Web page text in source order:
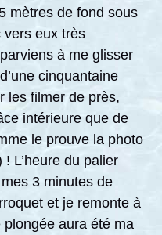
mètres de fond sous
vers eux très
à me glisser
cinquantaine
les filmer de près,
intérieure que de
le prouve la photo
L’heure du palier
3 minutes de
et je remonte à
aura été ma